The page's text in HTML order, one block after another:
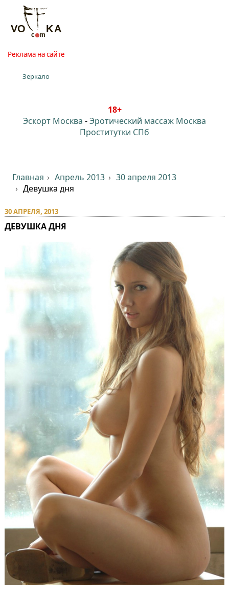
Реклама на сайте
Зеркало
18+
Эскорт Москва -Эротический массаж Москва
Проститутки СПб
Главная Апрель 2013
30 апреля 2013
Девушка дня
30 АПРЕЛЯ, 2013
ДЕВУШКА ДНЯ